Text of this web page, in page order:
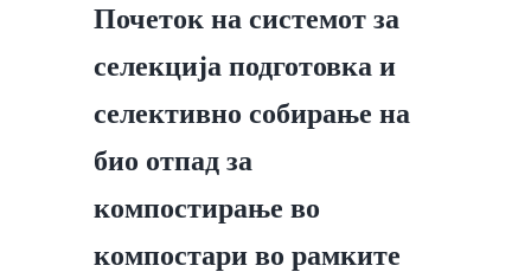
Почеток на системот за
селекција подготовка и
селективно собирање на
био отпад за
компостирање во
компостари во рамките